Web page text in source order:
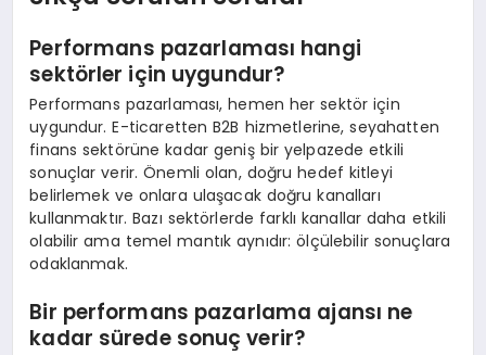
Performans pazarlaması hangi
sektörler için uygundur?
Performans pazarlaması, hemen her sektör için
uygundur. E-ticaretten B2B hizmetlerine, seyahatten
finans sektörüne kadar geniş bir yelpazede etkili
sonuçlar verir. Önemli olan, doğru hedef kitleyi
belirlemek ve onlara ulaşacak doğru kanalları
kullanmaktır. Bazı sektörlerde farklı kanallar daha etkili
olabilir ama temel mantık aynıdır: ölçülebilir sonuçlara
odaklanmak.
Bir performans pazarlama ajansı ne
kadar sürede sonuç verir?